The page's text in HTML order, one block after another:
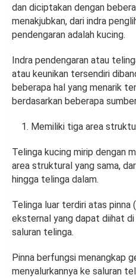
dan diciptakan dengan
menakjubkan, dari indra
pendengaran adalah kucing.
Indra pendengaran atau
atau keunikan tersendiri
beberapa hal yang menarik
berdasarkan beberapa
Memiliki tiga area
Telinga kucing mirip dengan
area struktural yang sama,
hingga telinga dalam.
Telinga luar terdiri atas pinna
eksternal yang dapat diihat
saluran telinga.
Pinna berfungsi menangkap
menyalurkannya ke saluran